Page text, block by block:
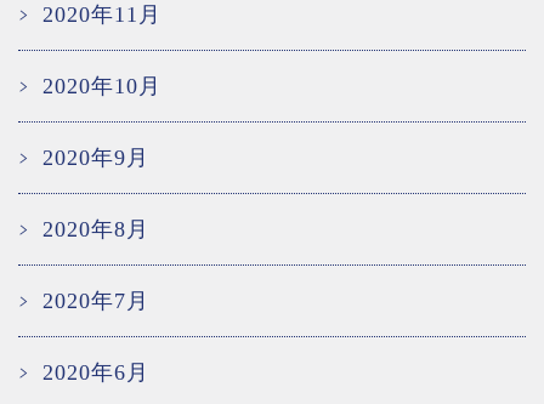
2020年11月
2020年10月
2020年9月
2020年8月
2020年7月
2020年6月